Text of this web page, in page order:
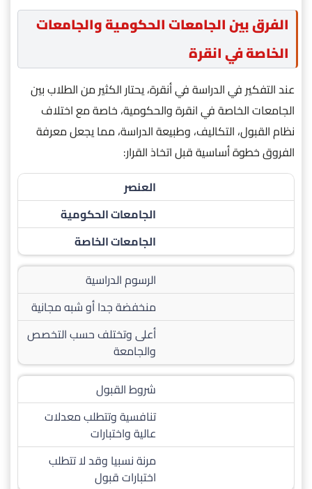
الفرق بين الجامعات الحكومية والجامعات
الخاصة في انقرة
عند التفكير في الدراسة في أنقرة، يحتار الكثير من الطلاب بين
الجامعات الخاصة في انقرة والحكومية، خاصة مع اختلاف
نظام القبول، التكاليف، وطبيعة الدراسة، مما يجعل معرفة
الفروق خطوة أساسية قبل اتخاذ القرار:
العنصر
الجامعات الحكومية
الجامعات الخاصة
الرسوم الدراسية
منخفضة جدا أو شبه مجانية
أعلى وتختلف حسب التخصص
والجامعة
شروط القبول
تنافسية وتتطلب معدلات
عالية واختبارات
مرنة نسبيا وقد لا تتطلب
اختبارات قبول